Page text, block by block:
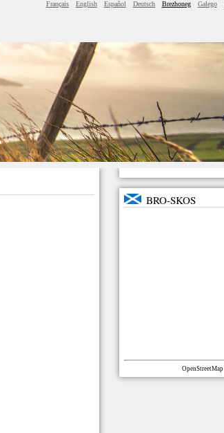
Français English Español Deutsch Brezhoneg Galego
BRO-SKOS
OpenStreetMap